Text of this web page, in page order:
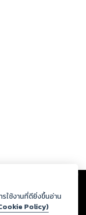
ากฏว่าละเมิดสิทธิใน
และศีลธรรม ดังนั้น ผู้อ่าน
อง และหากท่านพบว่าส่วน
ใช้งานที่ดียิ่งขึ้นอ่าน
Policy)